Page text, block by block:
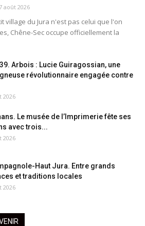
7 août 2026
village du Jura n'est pas celui que l'on
Chêne-Sec occupe officiellement la
Arbois : Lucie Guiragossian, une
révolutionnaire engagée contre
2026
Le musée de l’Imprimerie fête ses
avec trois...
2026
Haut Jura. Entre grands
et traditions locales
2026